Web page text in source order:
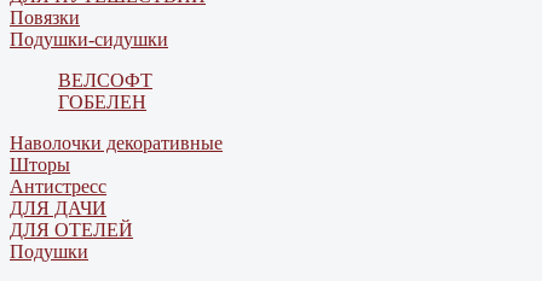
Повязки
Подушки-сидушки
ВЕЛСОФТ
ГОБЕЛЕН
Наволочки декоративные
Шторы
Антистресс
ДЛЯ ДАЧИ
ДЛЯ ОТЕЛЕЙ
Подушки